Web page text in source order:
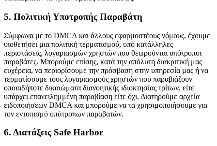
5. Πολιτική Υποτροπής Παραβάτη
Σύμφωνα με το DMCA και άλλους εφαρμοστέους νόμους, έχουμε
υιοθετήσει μια πολιτική τερματισμού, υπό κατάλληλες
περιστάσεις, λογαριασμών χρηστών που θεωρούνται υπότροποι
παραβάτες. Μπορούμε επίσης, κατά την απόλυτη διακριτική μας
ευχέρεια, να περιορίσουμε την πρόσβαση στην υπηρεσία μας ή να
τερματίσουμε τους λογαριασμούς χρηστών που παραβιάζουν
οποιαδήποτε δικαιώματα διανοητικής ιδιοκτησίας τρίτων, είτε
υπάρχει επανειλημμένη παραβίαση είτε όχι. Διατηρούμε αρχεία
ειδοποιήσεων DMCA και μπορούμε να τα χρησιμοποιήσουμε για
τον εντοπισμό υπότροπων παραβατών.
6. Διατάξεις Safe Harbor